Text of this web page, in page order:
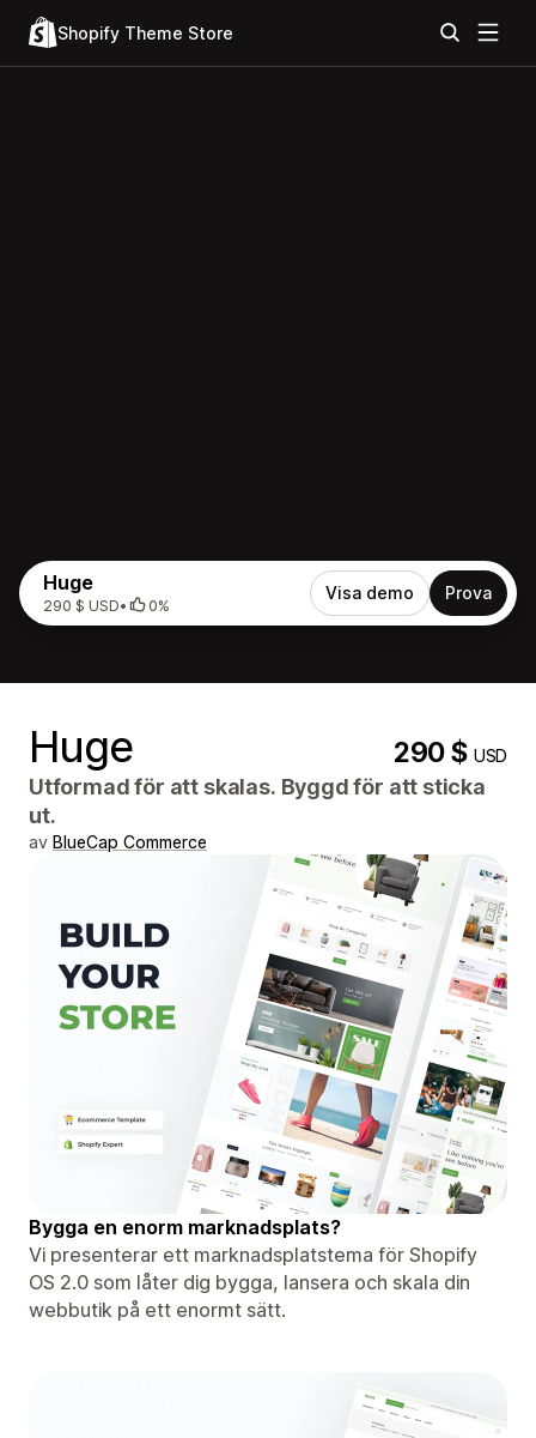
Shopify Theme Store
Huge
290 $ USD• 0%
Visa demo Prova
Huge 290 $USD
Utformad för att skalas. Byggd för att sticka
ut.
av BlueCap Commerce
Bygga en enorm marknadsplats?
Vi presenterar ett marknadsplatstema för Shopify
OS 2.0 som låter dig bygga, lansera och skala din
webbutik på ett enormt sätt.